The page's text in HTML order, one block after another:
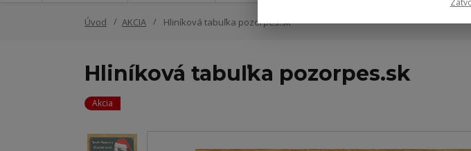
Úvod AKCIA Hliníková tabuľka pozorpes.sk
Hliníková tabuľka pozorpes.sk
Akcia